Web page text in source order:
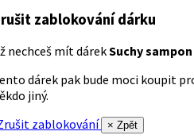
zablokování dárku
nechceš mít dárekSuchy sampon
dárek pak bude moci koupit
jiný.
zablokování
× Zpět